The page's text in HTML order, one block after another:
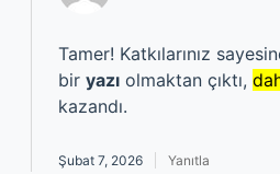
Tamer! Katkılarınız
bir yazı olmaktan çıktı,
kazandı.
Şubat 7, 2026 Yanıtla